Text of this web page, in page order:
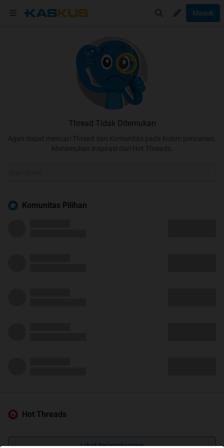
Masuk
Thread Tidak Ditemukan
Agan dapat mencari Thread dan Komunitas pada kolom pencarian.
Menemukan inspirasi dari Hot Threads.
Komunitas Pilihan
Hot Threads
Lihat Selengkapnya